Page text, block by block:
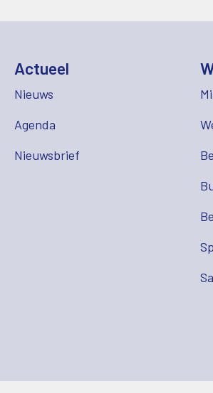
Actueel
Nieuws
Agenda
Nieuwsbrief